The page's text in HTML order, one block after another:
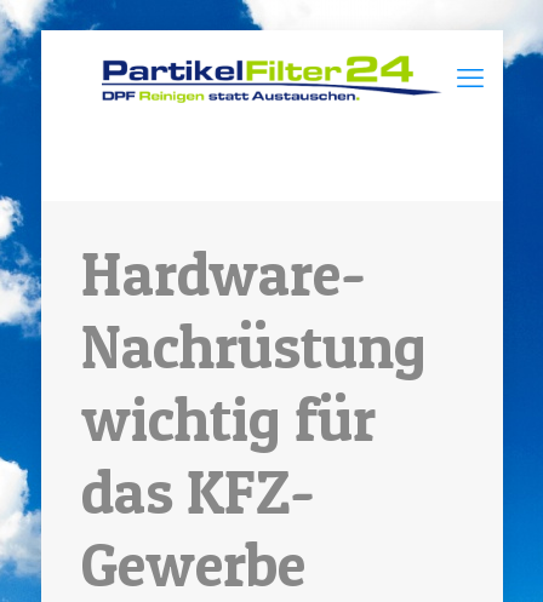
Hardware-
Nachrüstung
wichtig für
das KFZ-
Gewerbe